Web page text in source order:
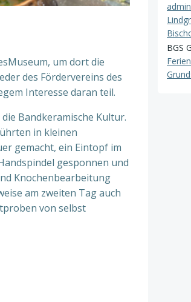
um dort die
des Fördervereins des
Interesse daran teil.
Bandkeramische Kultur.
in kleinen
gemacht, ein Eintopf im
gesponnen und
Knochenbearbeitung
am zweiten Tag auch
von selbst
admin
BGS